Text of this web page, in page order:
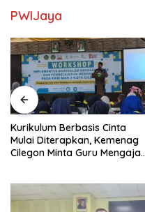
PWIJaya
Kurikulum Berbasis Cinta
Mulai Diterapkan, Kemenag
Cilegon Minta Guru Mengajar